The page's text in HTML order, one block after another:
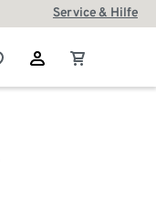
Service & Hilfe